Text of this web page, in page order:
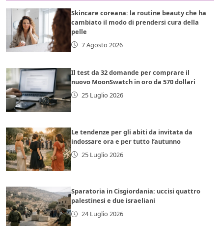
Skincare coreana: la routine beauty che ha
cambiato il modo di prendersi cura della
pelle
7 Agosto 2026
Il test da 32 domande per comprare il
nuovo MoonSwatch in oro da 570 dollari
25 Luglio 2026
Le tendenze per gli abiti da invitata da
indossare ora e per tutto l’autunno
25 Luglio 2026
Sparatoria in Cisgiordania: uccisi quattro
palestinesi e due israeliani
24 Luglio 2026